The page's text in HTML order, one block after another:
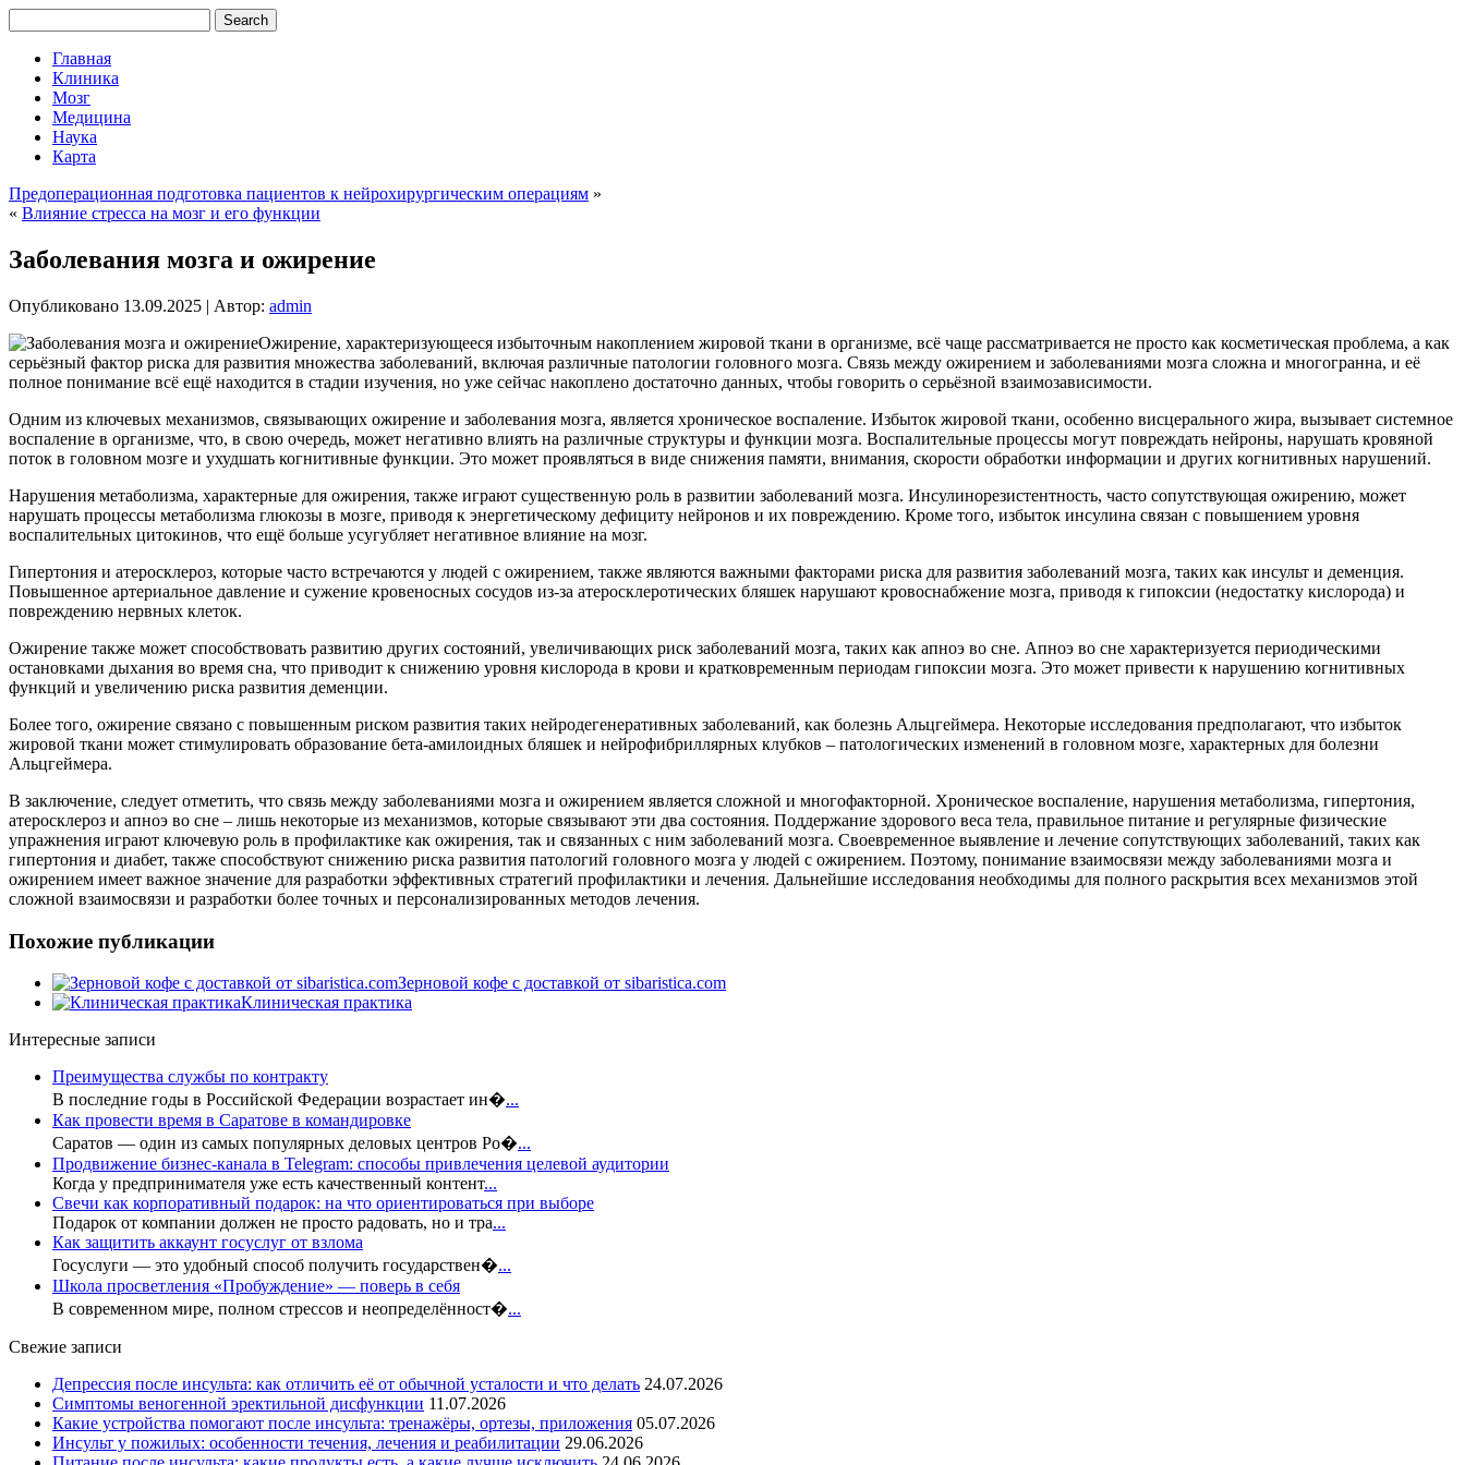
Главная
Клиника
Мозг
Медицина
Наука
Карта
Предоперационная подготовка пациентов к нейрохирургическим операциям »
« Влияние стресса на мозг и его функции
Заболевания мозга и ожирение
Опубликовано 13.09.2025 | Автор: admin
Ожирение, характеризующееся избыточным накоплением жировой ткани в организме, всё чаще рассматривается не просто как косметическая проблема, а как
серьёзный фактор риска для развития множества заболеваний, включая различные патологии головного мозга. Связь между ожирением и заболеваниями мозга сложна и многогранна, и её
полное понимание всё ещё находится в стадии изучения, но уже сейчас накоплено достаточно данных, чтобы говорить о серьёзной взаимозависимости.
Одним из ключевых механизмов, связывающих ожирение и заболевания мозга, является хроническое воспаление. Избыток жировой ткани, особенно висцерального жира, вызывает системное
воспаление в организме, что, в свою очередь, может негативно влиять на различные структуры и функции мозга. Воспалительные процессы могут повреждать нейроны, нарушать кровяной
поток в головном мозге и ухудшать когнитивные функции. Это может проявляться в виде снижения памяти, внимания, скорости обработки информации и других когнитивных нарушений.
Нарушения метаболизма, характерные для ожирения, также играют существенную роль в развитии заболеваний мозга. Инсулинорезистентность, часто сопутствующая ожирению, может
нарушать процессы метаболизма глюкозы в мозге, приводя к энергетическому дефициту нейронов и их повреждению. Кроме того, избыток инсулина связан с повышением уровня
воспалительных цитокинов, что ещё больше усугубляет негативное влияние на мозг.
Гипертония и атеросклероз, которые часто встречаются у людей с ожирением, также являются важными факторами риска для развития заболеваний мозга, таких как инсульт и деменция.
Повышенное артериальное давление и сужение кровеносных сосудов из-за атеросклеротических бляшек нарушают кровоснабжение мозга, приводя к гипоксии (недостатку кислорода) и
повреждению нервных клеток.
Ожирение также может способствовать развитию других состояний, увеличивающих риск заболеваний мозга, таких как апноэ во сне. Апноэ во сне характеризуется периодическими
остановками дыхания во время сна, что приводит к снижению уровня кислорода в крови и кратковременным периодам гипоксии мозга. Это может привести к нарушению когнитивных
функций и увеличению риска развития деменции.
Более того, ожирение связано с повышенным риском развития таких нейродегенеративных заболеваний, как болезнь Альцгеймера. Некоторые исследования предполагают, что избыток
жировой ткани может стимулировать образование бета-амилоидных бляшек и нейрофибриллярных клубков – патологических изменений в головном мозге, характерных для болезни
Альцгеймера.
В заключение, следует отметить, что связь между заболеваниями мозга и ожирением является сложной и многофакторной. Хроническое воспаление, нарушения метаболизма, гипертония,
атеросклероз и апноэ во сне – лишь некоторые из механизмов, которые связывают эти два состояния. Поддержание здорового веса тела, правильное питание и регулярные физические
упражнения играют ключевую роль в профилактике как ожирения, так и связанных с ним заболеваний мозга. Своевременное выявление и лечение сопутствующих заболеваний, таких как
гипертония и диабет, также способствуют снижению риска развития патологий головного мозга у людей с ожирением. Поэтому, понимание взаимосвязи между заболеваниями мозга и
ожирением имеет важное значение для разработки эффективных стратегий профилактики и лечения. Дальнейшие исследования необходимы для полного раскрытия всех механизмов этой
сложной взаимосвязи и разработки более точных и персонализированных методов лечения.
Похожие публикации
Зерновой кофе с доставкой от sibaristica.com
Клиническая практика
Интересные записи
Преимущества службы по контракту
В последние годы в Российской Федерации возрастает ин�...
Как провести время в Саратове в командировке
Саратов — один из самых популярных деловых центров Ро�...
Продвижение бизнес-канала в Telegram: способы привлечения целевой аудитории
Когда у предпринимателя уже есть качественный контент...
Свечи как корпоративный подарок: на что ориентироваться при выборе
Подарок от компании должен не просто радовать, но и тра...
Как защитить аккаунт госуслуг от взлома
Госуслуги — это удобный способ получить государствен�...
Школа просветления «Пробуждение» — поверь в себя
В современном мире, полном стрессов и неопределённост�...
Свежие записи
Депрессия после инсульта: как отличить её от обычной усталости и что делать 24.07.2026
Симптомы веногенной эректильной дисфункции 11.07.2026
Какие устройства помогают после инсульта: тренажёры, ортезы, приложения 05.07.2026
Инсульт у пожилых: особенности течения, лечения и реабилитации 29.06.2026